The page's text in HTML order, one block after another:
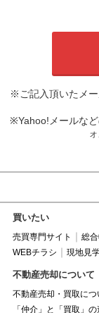
※ご記入頂いたメ
※Yahoo!メールな
買いたい
売買専門サイト 総
WEBチラシ
現地見
不動産売却について
不動産売却・買取につ
「仲介」と「買取」